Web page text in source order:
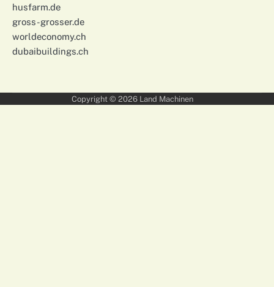
husfarm.de
gross-grosser.de
worldeconomy.ch
dubaibuildings.ch
Copyright © 2026 Land Machinen